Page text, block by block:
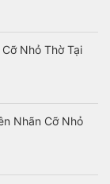
Nhỏ Thờ Tại
Nhãn Cỡ Nhỏ